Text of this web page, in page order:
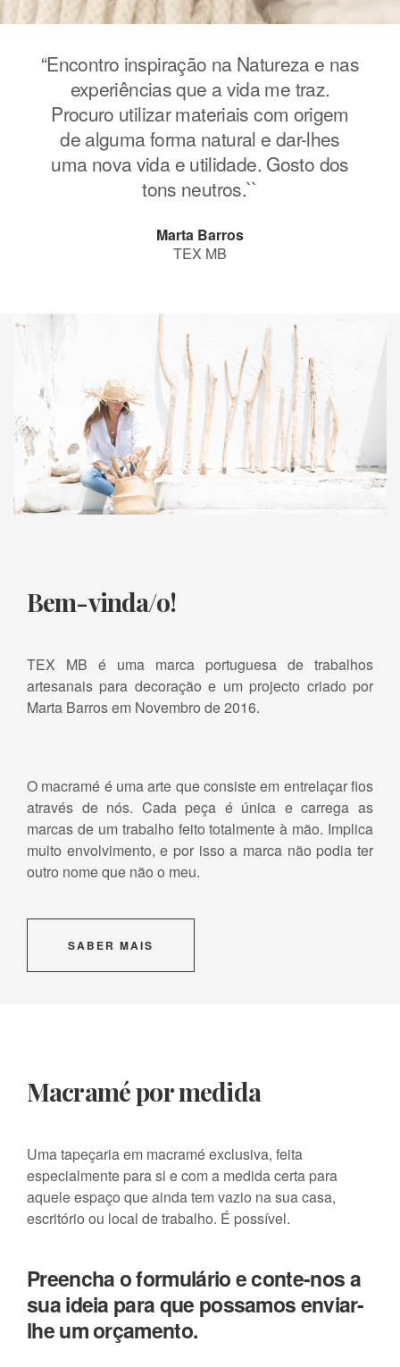
“Encontro inspiração na Natureza e nas
experiências que a vida me traz.
Procuro utilizar materiais com origem
de alguma forma natural e dar-lhes
uma nova vida e utilidade. Gosto dos
tons neutros.``
Marta Barros
TEX MB
Bem-vinda/o!
TEX MB é uma marca portuguesa de trabalhos
artesanais para decoração e um projecto criado por
Marta Barros em Novembro de 2016.
O macramé é uma arte que consiste em entrelaçar fios
através de nós. Cada peça é única e carrega as
marcas de um trabalho feito totalmente à mão. Implica
muito envolvimento, e por isso a marca não podia ter
outro nome que não o meu.
SABER MAIS
Macramé por medida
Uma tapeçaria em macramé exclusiva, feita
especialmente para si e com a medida certa para
aquele espaço que ainda tem vazio na sua casa,
escritório ou local de trabalho. É possível.
Preencha o formulário e conte-nos a
sua ideia para que possamos enviar-
lhe um orçamento.